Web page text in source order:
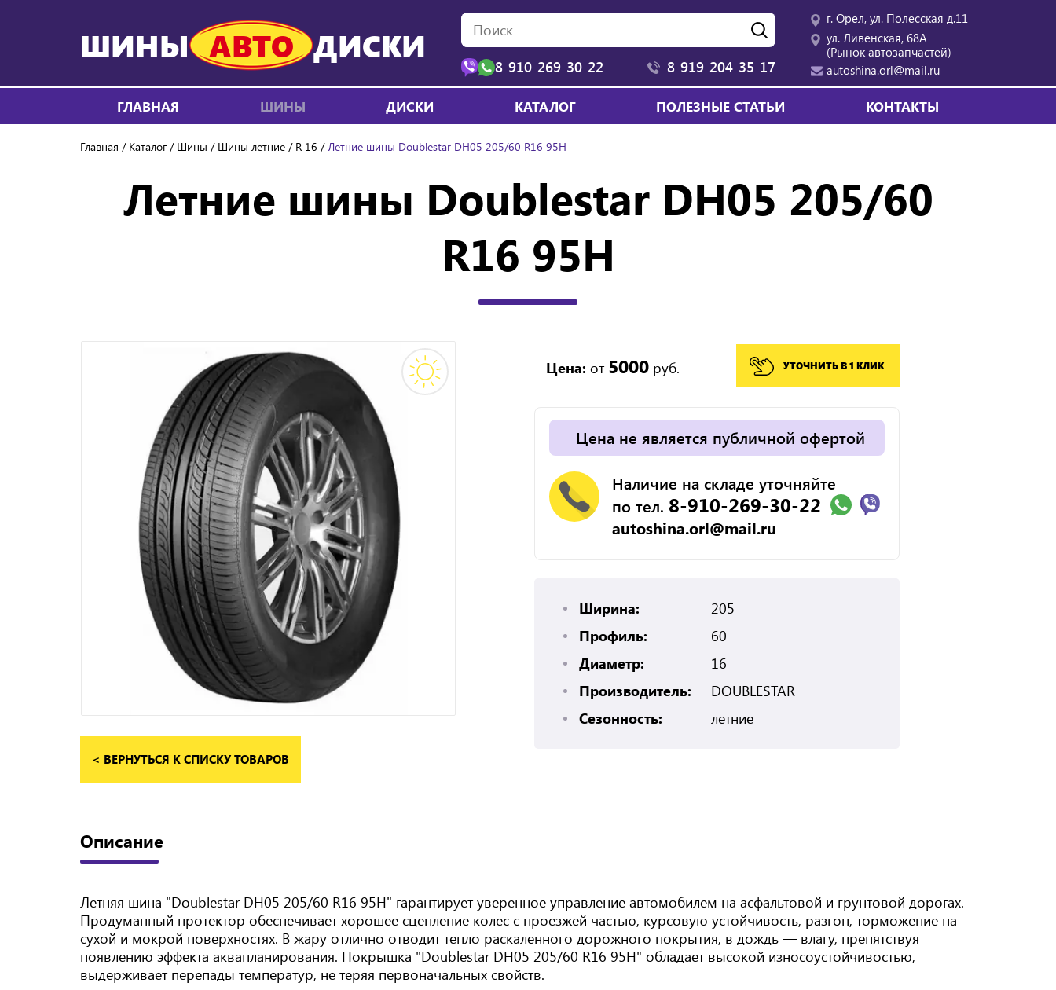
ШИНЫ АВТО ДИСКИ
8-910-269-30-22 8-919-204-35-17
г. Орел, ул. Полесская д.11
ул. Ливенская, 68А
(Рынок автозапчастей)
autoshina.orl@mail.ru
ГЛАВНАЯ ШИНЫ ДИСКИ КАТАЛОГ ПОЛЕЗНЫЕ СТАТЬИ КОНТАКТЫ
Главная Каталог Шины Шины летние R 16 Летние шины Doublestar DH05 205/60 R16 95H
Летние шины Doublestar DH05 205/60
R16 95H
< ВЕРНУТЬСЯ К СПИСКУ ТОВАРОВ
Цена: от 5000руб. УТОЧНИТЬ В 1 КЛИК
Цена не является публичной офертой
Наличие на складе уточняйте
по тел. 8-910-269-30-22
autoshina.orl@mail.ru
Ширина:
205
Профиль:
60
Диаметр:
16
Производитель:
DOUBLESTAR
Сезонность:
летние
Описание
Летняя шина "Doublestar DH05 205/60 R16 95H" гарантирует уверенное управление автомобилем на асфальтовой и грунтовой дорогах.
Продуманный протектор обеспечивает хорошее сцепление колес с проезжей частью, курсовую устойчивость, разгон, торможение на
сухой и мокрой поверхностях. В жару отлично отводит тепло раскаленного дорожного покрытия, в дождь — влагу, препятствуя
появлению эффекта аквапланирования. Покрышка "Doublestar DH05 205/60 R16 95H" обладает высокой износоустойчивостью,
выдерживает перепады температур, не теряя первоначальных свойств.